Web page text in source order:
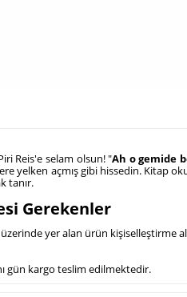
Reis'e selam olsun! "Ah o gemide
açmış gibi hissedin. Kitap
tanır.
Gerekenler
yer alan ürün kişiselleştirme
gün kargo teslim edilmektedir.